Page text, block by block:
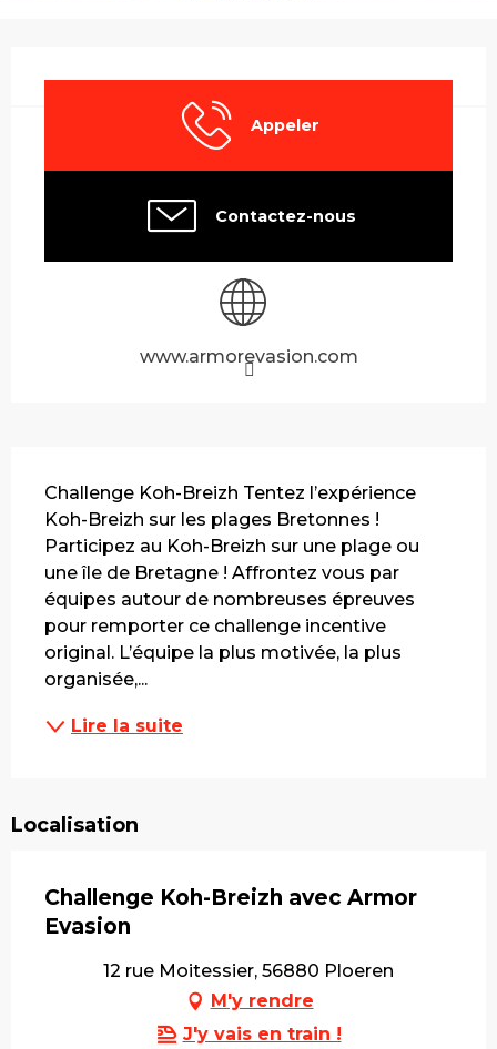
Appeler
Contactez-nous
www.armorevasion.com
Challenge Koh-Breizh Tentez l’expérience
Koh-Breizh sur les plages Bretonnes !
Participez au Koh-Breizh sur une plage ou
une île de Bretagne ! Affrontez vous par
équipes autour de nombreuses épreuves
pour remporter ce challenge incentive
original. L’équipe la plus motivée, la plus
organisée,...
Lire la suite
Localisation
Challenge Koh-Breizh avec Armor
Evasion
12 rue Moitessier, 56880 Ploeren
M'y rendre
J'y vais en train !